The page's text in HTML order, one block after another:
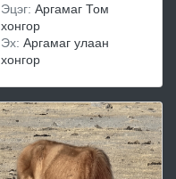
Эцэг: Аргамаг Том
хонгор
Эх: Аргамаг улаан
хонгор